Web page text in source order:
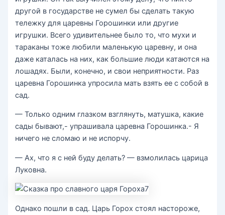
другой в государстве не сумел бы сделать такую
тележку для царевны Горошинки или другие
игрушки. Всего удивительнее было то, что мухи и
тараканы тоже любили маленькую царевну, и она
даже каталась на них, как большие люди катаются на
лошадях. Были, конечно, и свои неприятности. Раз
царевна Горошинка упросила мать взять ее с собой в
сад.
— Только одним глазком взглянуть, матушка, какие
сады бывают,- упрашивала царевна Горошинка.- Я
ничего не сломаю и не испорчу.
— Ах, что я с ней буду делать? — взмолилась царица
Луковна.
Однако пошли в сад. Царь Горох стоял настороже,